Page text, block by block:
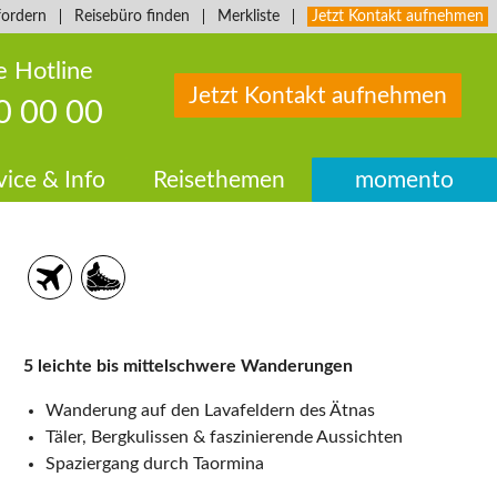
Reisebüro finden Merkliste Jetzt Kontakt aufnehmen
Hotline
00 00
Jetzt Kontakt aufnehmen
& Info Reisethemen momento
5 leichte bis mittelschwere Wanderungen
Wanderung auf den Lavafeldern des Ätnas
Täler, Bergkulissen & faszinierende Aussichten
Spaziergang durch Taormina